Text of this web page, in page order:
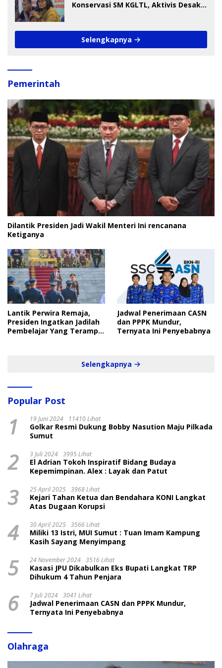
Konservasi SM KGLTL, Aktivis Desak
Selengkapnya
Pemerintah
Dilantik Presiden Jadi Wakil Menteri Ini rencanana
Ketiganya
Lantik Perwira Remaja,
Presiden Ingatkan Jadilah
Pembelajar Yang Terampil
Jadwal Penerimaan CASN
dan PPPK Mundur,
Ternyata Ini Penyebabnya
Selengkapnya
Popular Post
1 19 Juni 2024 11410 Lihat
Golkar Resmi Dukung Bobby Nasution Maju Pilkada
Sumut
2 3 Juli 2024 3995 Lihat
El Adrian Tokoh Inspiratif Bidang Budaya
Kepemimpinan. Alex : Layak dan Patut
3 25 April 2025 3968 Lihat
Kejari Tahan Ketua dan Bendahara KONI Langkat
Atas Dugaan Korupsi
4 30 April 2025 3566 Lihat
Miliki 13 Istri, MUI Sumut : Tuan Imam Kampung
Kasih Sayang Menyimpang
5 24 November 2024 3516 Lihat
Kasasi JPU Dikabulkan Eks Bupati Langkat TRP
Dihukum 4 Tahun Penjara
6 7 Juli 2024 3041 Lihat
Jadwal Penerimaan CASN dan PPPK Mundur,
Ternyata Ini Penyebabnya
Olahraga